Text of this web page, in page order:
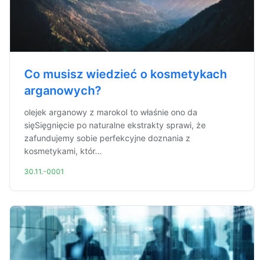
Co musisz wiedzieć o kosmetykach
arganowych?
olejek arganowy z marokoI to właśnie ono da
sięSięgnięcie po naturalne ekstrakty sprawi, że
zafundujemy sobie perfekcyjne doznania z
kosmetykami, któr...
30.11.-0001